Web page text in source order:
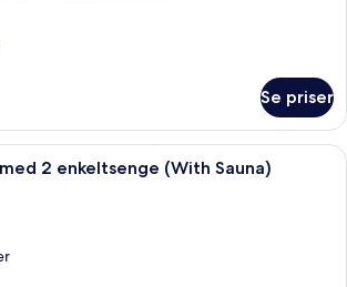
Se priser
Et hotelværelse med seng, et lille
2 enkeltsenge (With Sauna)